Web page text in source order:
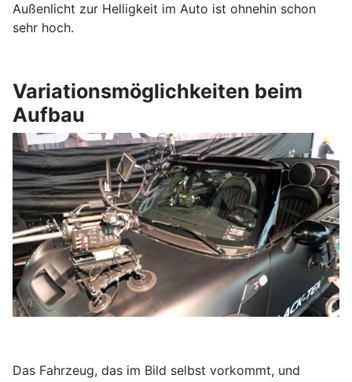
Außenlicht zur Helligkeit im Auto ist ohnehin schon
sehr hoch.
Variationsmöglichkeiten beim
Aufbau
Das Fahrzeug, das im Bild selbst vorkommt, und